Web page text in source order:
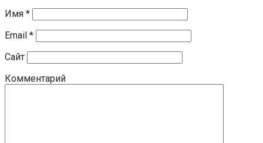
Имя *
Email *
Сайт
Комментарий